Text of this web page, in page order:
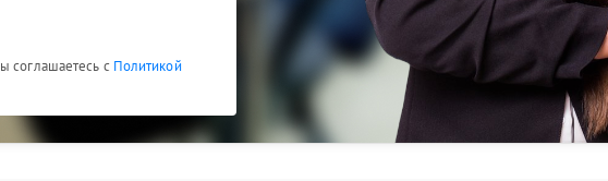
соглашаетесь с Политикой